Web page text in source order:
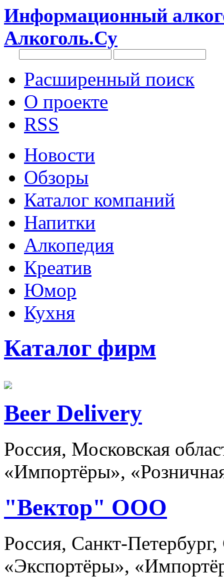
Информационный
Алкоголь.Су
Расширенный поиск
О проекте
RSS
Новости
Обзоры
Каталог компаний
Напитки
Алкопедия
Креатив
Юмор
Кухня
Каталог фирм
Beer Delivery
Россия, Московская
«Импортёры»,
"Вектор" ООО
Россия, Санкт-
«Экспортёры»,